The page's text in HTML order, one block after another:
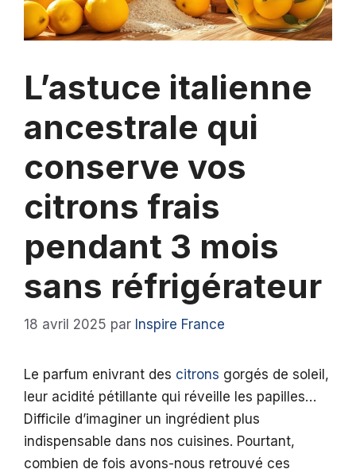
L’astuce italienne
ancestrale qui
conserve vos
citrons frais
pendant 3 mois
sans réfrigérateur
18 avril 2025 par Inspire France
Le parfum enivrant des citrons gorgés de soleil,
leur acidité pétillante qui réveille les papilles…
Difficile d’imaginer un ingrédient plus
indispensable dans nos cuisines. Pourtant,
combien de fois avons-nous retrouvé ces